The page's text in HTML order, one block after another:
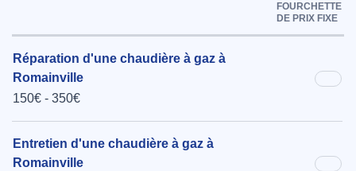
FOURCHETTE
DE PRIX FIXE
Réparation d'une chaudière à gaz à
Romainville
150€ - 350€
Entretien d'une chaudière à gaz à
Romainville